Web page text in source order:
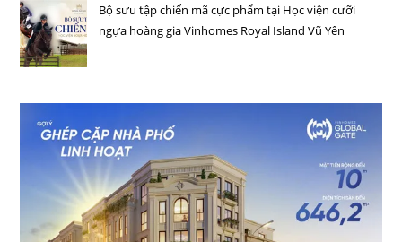
Bộ sưu tập chiến mã cực phẩm tại Học viện cưỡi
ngựa hoàng gia Vinhomes Royal Island Vũ Yên